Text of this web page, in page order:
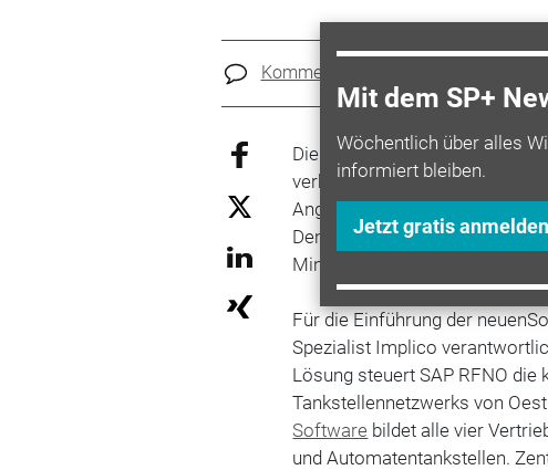
Kommentare
Mit dem SP+
Wöchentlich über alles
informiert bleiben.
Jetzt gratis anmelden
Die Folge: Transparente
verbesserte
Angaben die interne IT-
Denn neben dem
Mineralöl- und
Für die Einführung der
Spezialist Implico
Lösung steuert SAP RFNO
Tankstellennetzwerks von
Software bildet alle vier
und Automatentankstellen.